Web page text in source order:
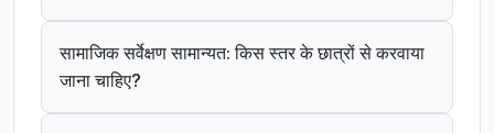
सामाजिक सर्वेक्षण सामान्यत: किस स्तर के छात्रों से करवाया
जाना चाहिए?